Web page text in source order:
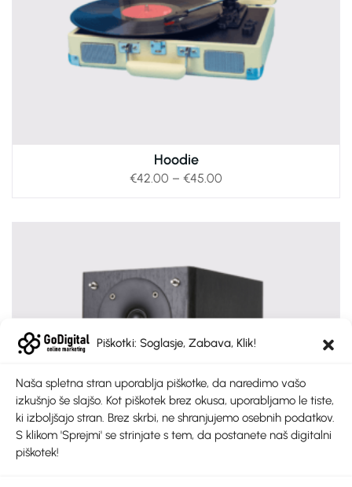
Piškotki: Soglasje, Zabava, Klik!
Naša spletna stran uporablja piškotke, da naredimo vašo
izkušnjo še slajšo. Kot piškotek brez okusa, uporabljamo le tiste,
ki izboljšajo stran. Brez skrbi, ne shranjujemo osebnih podatkov.
S klikom 'Sprejmi' se strinjate s tem, da postanete naš digitalni
piškotek!
Hoodie
€42.00 – €45.00